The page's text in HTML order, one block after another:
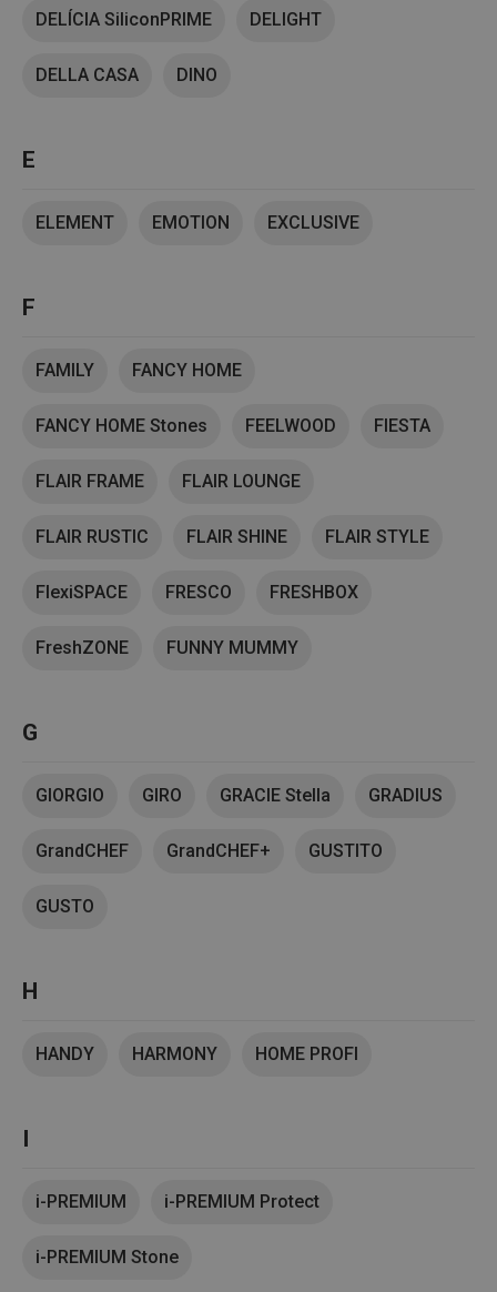
DELÍCIA SiliconPRIME DELIGHT
DELLA CASA DINO
E
ELEMENT EMOTION EXCLUSIVE
F
FAMILY FANCY HOME
FANCY HOME Stones FEELWOOD FIESTA
FLAIR FRAME FLAIR LOUNGE
FLAIR RUSTIC FLAIR SHINE FLAIR STYLE
FlexiSPACE FRESCO FRESHBOX
FreshZONE FUNNY MUMMY
G
GIORGIO GIRO GRACIE Stella GRADIUS
GrandCHEF GrandCHEF+ GUSTITO
GUSTO
H
HANDY HARMONY HOME PROFI
I
i-PREMIUM i-PREMIUM Protect
i-PREMIUM Stone